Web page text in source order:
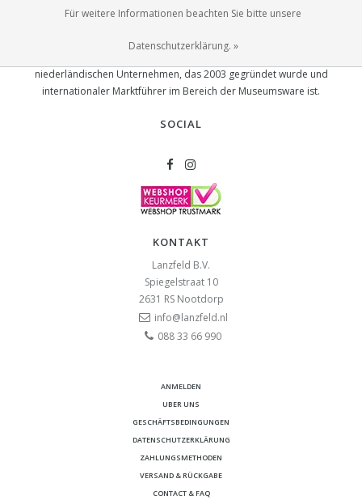
niederländischen Unternehmen, das 2003 gegründet wurde und
internationaler Marktführer im Bereich der Museumsware ist.
SOCIAL
KONTAKT
Lanzfeld B.V.
Spiegelstraat 10
2631 RS Nootdorp
info@lanzfeld.nl
088 33 66 990
ANMELDEN
UBER UNS
GESCHÄFTSBEDINGUNGEN
DATENSCHUTZERKLÄRUNG
ZAHLUNGSMETHODEN
VERSAND & RÜCKGABE
CONTACT & FAQ
Für weitere Informationen beachten Sie bitte unsere
Datenschutzerklärung. »